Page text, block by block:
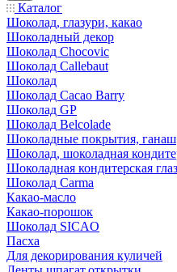
Каталог
Шоколад, глазури, какао
Шоколадный декор
Шоколад Chocovic
Шоколад Callebaut
Шоколад
Шоколад Cacao Barry
Шоколад GP
Шоколад Belcolade
Шоколадные покрытия, ганаш
Шоколад, шоколадная
Шоколадная кондитерская
Шоколад Carma
Какао-масло
Какао-порошок
Шоколад SICAO
Пасха
Для декорирования куличей